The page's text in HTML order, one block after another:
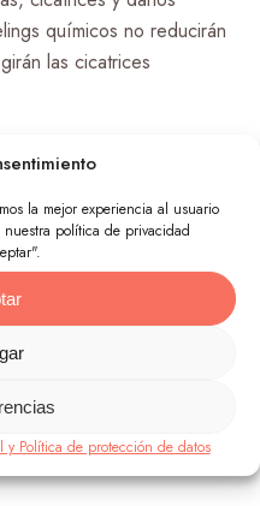
la mejor experiencia al usuario
política de privacidad
y Política de protección de datos
químicos no reducirán
las cicatrices
cicatrices profundas
o acné. También se
y minimizar las
usarse en secciones
permanentemente la
láser: